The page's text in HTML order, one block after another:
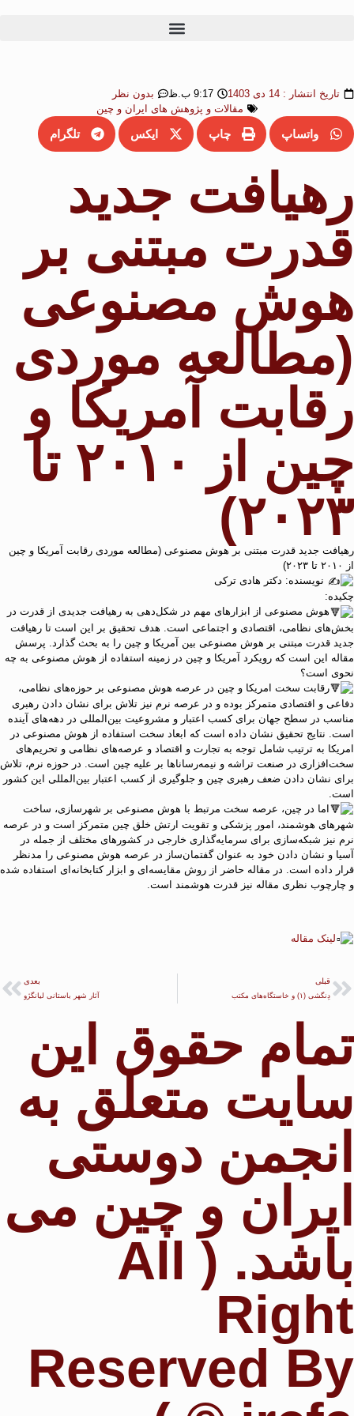
تاریخ انتشار : 14 دی 1403 9:17 ب.ظ
بدون نظر
مقالات و پژوهش های ایران و چین
واتساپ چاپ ایکس تلگرام
رهیافت جدید
قدرت مبتنی بر
هوش مصنوعی
(مطالعه موردی
رقابت آمریکا و
چین از ۲۰۱۰ تا
۲۰۲۳)
رهیافت جدید قدرت مبتنی بر هوش مصنوعی (مطالعه موردی رقابت آمریکا و چین
از ۲۰۱۰ تا ۲۰۲۳)
نویسنده: دکتر هادی ترکی
چکیده:
هوش مصنوعی از ابزارهای مهم در شکل‌دهی به رهیافت جدیدی از قدرت در
بخش‌های نظامی، اقتصادی و اجتماعی است. هدف تحقیق بر این است تا رهیافت
جدید قدرت مبتنی بر هوش مصنوعی بین آمریکا و چین را به بحث گذارد. پرسش
مقاله این است که رویکرد آمریکا و چین در زمینه استفاده از هوش مصنوعی به چه
نحوی است؟
رقابت سخت امریکا و چین در عرصه هوش مصنوعی بر حوزه‌های نظامی،
دفاعی و اقتصادی متمرکز بوده و در عرصه نرم نیز تلاش برای نشان دادن رهبری
مناسب در سطح جهان برای کسب اعتبار و مشروعیت بین‌المللی در دهه‌های آینده
است. نتایج تحقیق نشان داده است که ابعاد سخت استفاده از هوش مصنوعی در
امریکا به ترتیب شامل توجه به تجارت و اقتصاد و عرصه‌های نظامی و تحریم‌های
سخت‌افزاری در صنعت تراشه و نیمه‌رساناها بر علیه چین است. در حوزه نرم، تلاش
برای نشان دادن ضعف رهبری چین و جلوگیری از کسب اعتبار بین‌المللی این کشور
است.
اما در چین، عرصه سخت مرتبط با هوش مصنوعی بر شهرسازی، ساخت
شهرهای هوشمند، امور پزشکی و تقویت ارتش خلق چین متمرکز است و در عرصه
نرم نیز شبکه‌سازی برای سرمایه‌گذاری خارجی در کشورهای مختلف از جمله در
آسیا و نشان دادن خود به عنوان گفتمان‌ساز در عرصه هوش مصنوعی را مدنظر
قرار داده است. در مقاله حاضر از روش مقایسه‌ای و ابزار کتابخانه‌ای استفاده شده
و چارچوب نظری مقاله نیز قدرت هوشمند است.
لینک مقاله
قبلی
دِنگشی (۱) و خاستگاه‌های مکتب
بعدی
آثار شهر باستانی لیانگژو
تمام حقوق این
سایت متعلق به
انجمن دوستی
ایران و چین می
باشد. ( All
Right
Reserved By